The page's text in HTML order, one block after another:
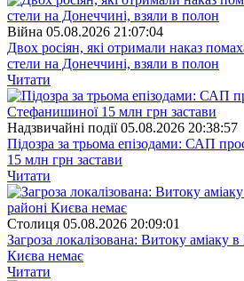
Війна 05.08.2026 21:07:04
Двох росіян, які отримали наказ
стели на Донеччині, взяли в полон
Читати
Надзвичайні події 05.08.2026 20:38:57
Підозра за трьома епізодами: САП
15 млн грн застави
Читати
Столиця 05.08.2026 20:09:01
Загроза локалізована: Витоку аміаку в
Києва немає
Читати